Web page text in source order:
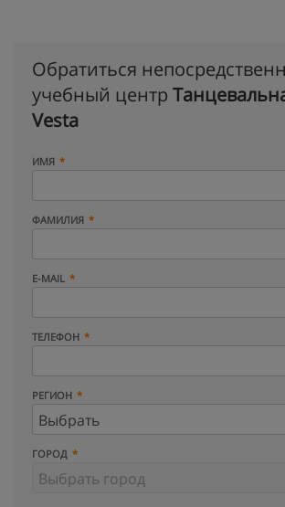
Обратиться
учебный центр
Vesta
ИМЯ
ФАМИЛИЯ
E-MAIL
ТЕЛЕФОН
РЕГИОН
ГОРОД